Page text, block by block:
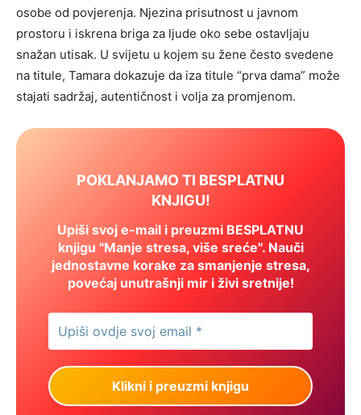
osobe od povjerenja. Njezina prisutnost u javnom
prostoru i iskrena briga za ljude oko sebe ostavljaju
snažan utisak. U svijetu u kojem su žene često svedene
na titule, Tamara dokazuje da iza titule “prva dama” može
stajati sadržaj, autentičnost i volja za promjenom.
POKLANJAMO TI BESPLATNU
KNJIGU!
Upiši svoj e-mail i preuzmi BESPLATNU
knjigu "Manje stresa, više sreće". Nauči
jednostavne korake za smanjenje stresa,
povećaj unutrašnji mir i živi sretnije!